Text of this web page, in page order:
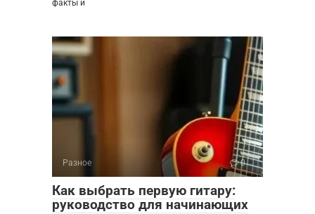
факты и
Разное 0
Как выбрать первую гитару:
руководство для начинающих